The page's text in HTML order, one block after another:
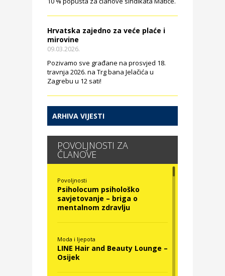
Hrvatska zajedno za veće plaće i
mirovine
09.03.2026.
Pozivamo sve građane na prosvjed 18.
travnja 2026. na Trg bana Jelačića u
Zagrebu u 12 sati!
ARHIVA VIJESTI
POVOLJNOSTI ZA
ČLANOVE
Povoljnosti
Psiholocum psihološko
savjetovanje – briga o
mentalnom zdravlju
Moda i ljepota
LINE Hair and Beauty Lounge –
Osijek